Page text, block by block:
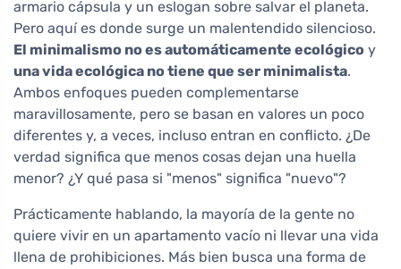
armario cápsula y un eslogan sobre salvar el planeta.
Pero aquí es donde surge un malentendido silencioso.
El minimalismo no es automáticamente ecológico y
una vida ecológica no tiene que ser minimalista.
Ambos enfoques pueden complementarse
maravillosamente, pero se basan en valores un poco
diferentes y, a veces, incluso entran en conflicto. ¿De
verdad significa que menos cosas dejan una huella
menor? ¿Y qué pasa si "menos" significa "nuevo"?
Prácticamente hablando, la mayoría de la gente no
quiere vivir en un apartamento vacío ni llevar una vida
llena de prohibiciones. Más bien busca una forma de